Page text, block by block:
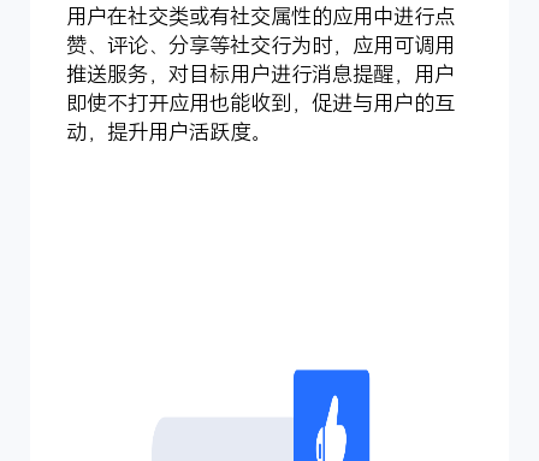
用户在社交类或有社交属性的应用中进行点
赞、评论、分享等社交行为时，应用可调用
推送服务，对目标用户进行消息提醒，用户
即使不打开应用也能收到，促进与用户的互
动，提升用户活跃度。